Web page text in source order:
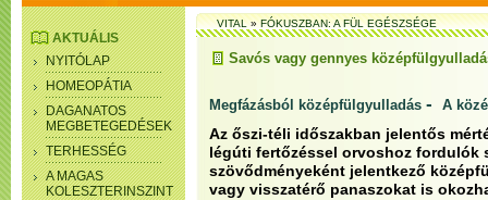
AKTUÁLIS
NYITÓLAP
HOMEOPÁTIA
DAGANATOS
MEGBETEGEDÉSEK
TERHESSÉG
A MAGAS
KOLESZTERINSZINT
VITAL»FÓKUSZBAN: A FÜL EGÉSZSÉGE
Savós vagy gennyes
Megfázásból középfülgyulladás - A
Az őszi-téli időszakban jelentős
légúti fertőzéssel orvoshoz fordulók
szövődményeként jelentkező
vagy visszatérő panaszokat is